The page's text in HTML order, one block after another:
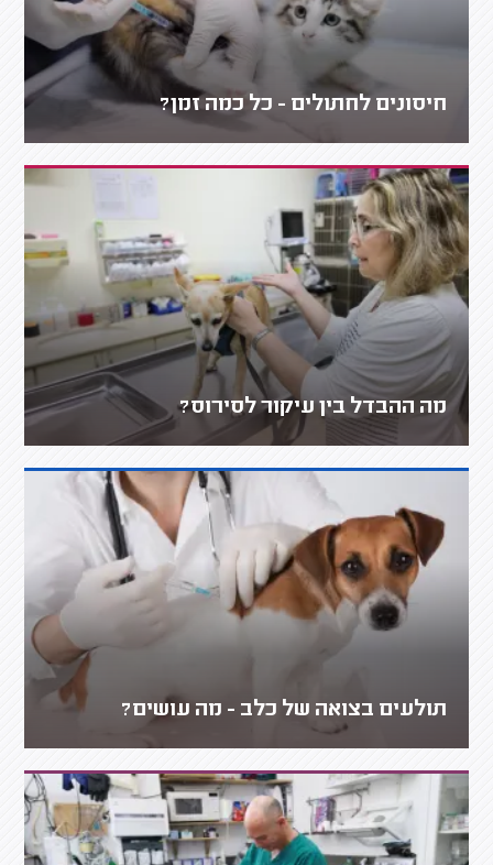
חיסונים לחתולים - כל כמה זמן?
מה ההבדל בין עיקור לסירוס?
תולעים בצואה של כלב - מה עושים?